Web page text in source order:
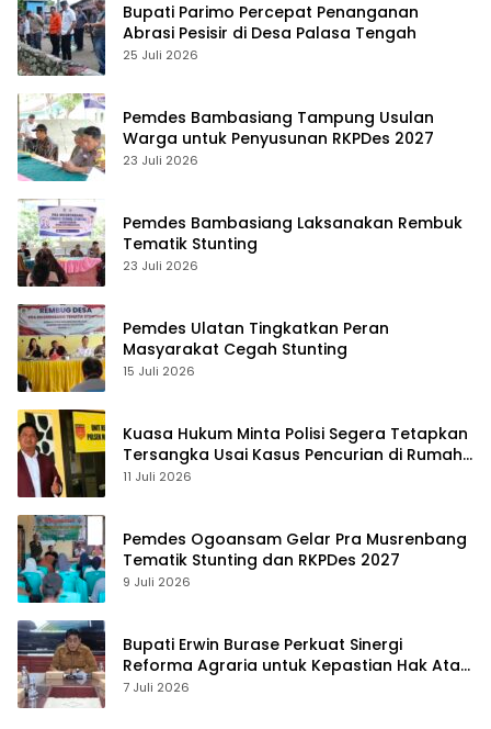
Bupati Parimo Percepat Penanganan
Abrasi Pesisir di Desa Palasa Tengah
25 Juli 2026
Pemdes Bambasiang Tampung Usulan
Warga untuk Penyusunan RKPDes 2027
23 Juli 2026
Pemdes Bambasiang Laksanakan Rembuk
Tematik Stunting
23 Juli 2026
Pemdes Ulatan Tingkatkan Peran
Masyarakat Cegah Stunting
15 Juli 2026
Kuasa Hukum Minta Polisi Segera Tetapkan
Tersangka Usai Kasus Pencurian di Rumah
Anggota Dewan Bantul di Sigi Naik
11 Juli 2026
Pemdes Ogoansam Gelar Pra Musrenbang
Tematik Stunting dan RKPDes 2027
9 Juli 2026
Bupati Erwin Burase Perkuat Sinergi
Reforma Agraria untuk Kepastian Hak Atas
Tanah bagi Masyarakat
7 Juli 2026